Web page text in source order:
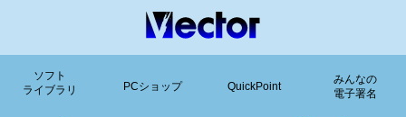
ソフト
ライブラリ
PCショップ QuickPoint
みんなの
電子署名